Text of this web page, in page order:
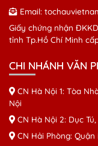
Email:
Giấy chứng nhận
tỉnh Tp.Hồ Chí Minh
CHI NHÁNH VĂN
CN Hà Nội 1: Tòa
Nội
CN Hà Nội 2: Dục
CN Hải Phòng: